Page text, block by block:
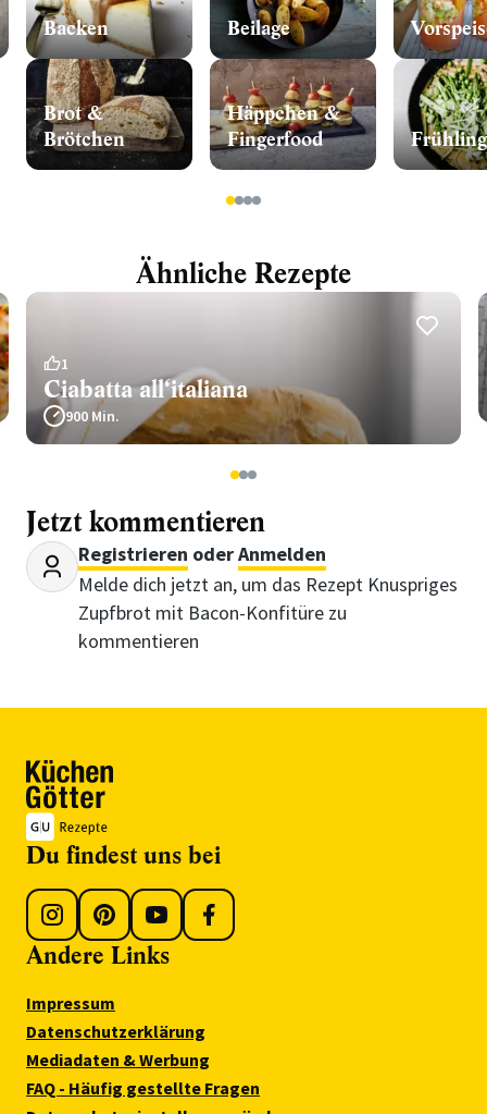
Backen
Brot &
Brötchen
Beilage
Häppchen &
Fingerfood
Frühling
1234
Ähnliche Rezepte
1
Ciabatta all‘italiana
900 Min.
123
Jetzt kommentieren
Registrieren oderAnmelden
Melde dich jetzt an, um das Rezept Knuspriges
Zupfbrot mit Bacon-Konfitüre zu
kommentieren
Du findest uns bei
Andere Links
Impressum
Datenschutzerklärung
Mediadaten & Werbung
FAQ - Häufig gestellte Fragen